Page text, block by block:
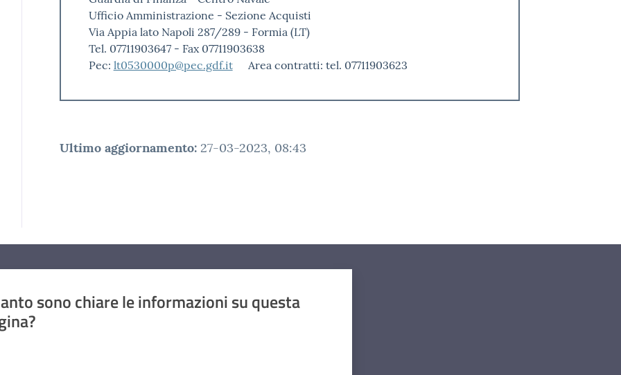
Ufficio Amministrazione - Sezione Acquisti
Via Appia lato Napoli 287/289 - Formia (LT)
Tel. 07711903647 - Fax 07711903638
Pec: lt0530000p@pec.gdf.it Area contratti: tel. 07711903623
Ultimo aggiornamento: 27-03-2023, 08:43
sono chiare le informazioni su questa